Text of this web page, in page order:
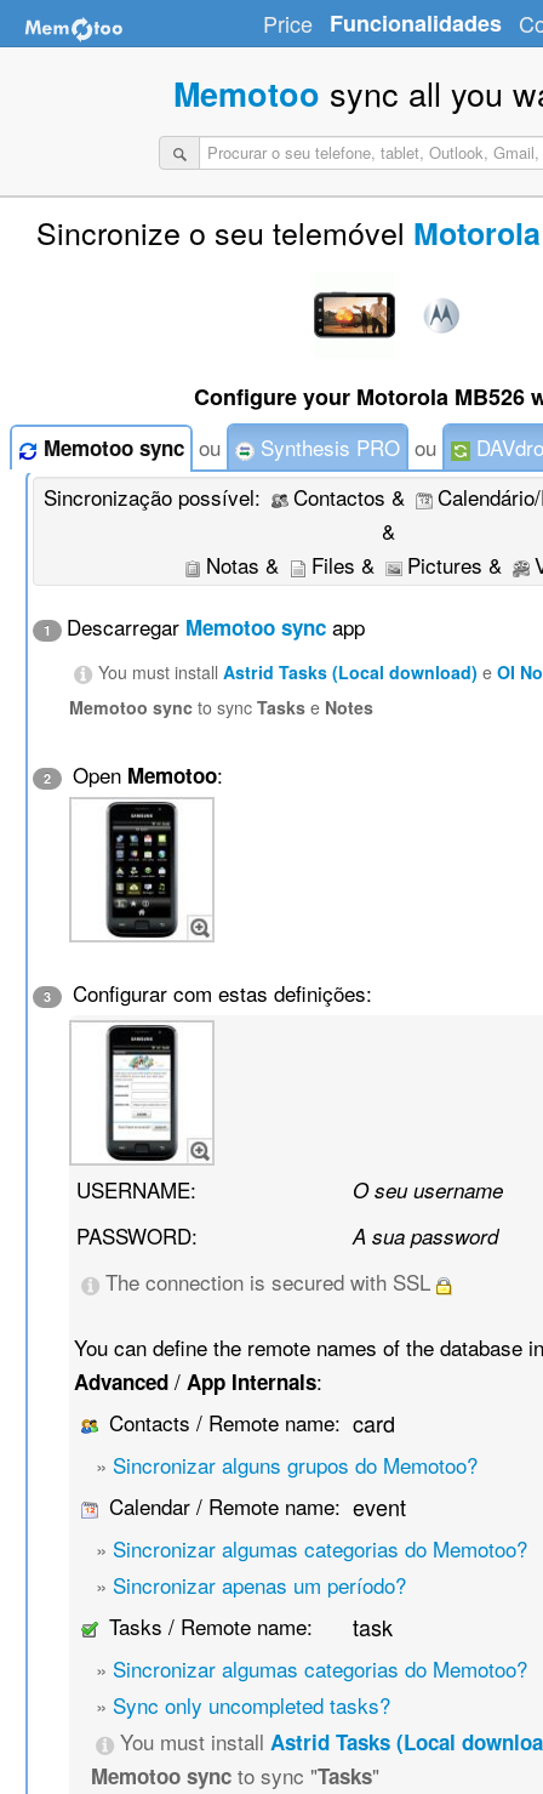
Price Funcionalidades
Memotoo sync all you
Sincronize o seu telemóvel
Configure your Motorola MB526
Memotoo sync ou Synthesis PRO ou
Sincronização possível:
Contactos &
&
Notas &
Files & Pictures &
1 Descarregar Memotoo sync app
You must installAstrid Tasks (Local download) eOI
Memotoo sync to syncTasks e Notes
2 Open Memotoo:
3 Configurar com estas definições:
USERNAME: O seu username
PASSWORD: A sua password
The connection is secured with SSL
You can define the remote names of the database
Advanced /App Internals:
Contacts / Remote name: card
» Sincronizar alguns grupos do Memotoo?
Calendar / Remote name: event
» Sincronizar algumas categorias do Memotoo?
» Sincronizar apenas um período?
Tasks / Remote name:
task
» Sincronizar algumas categorias do Memotoo?
» Sync only uncompleted tasks?
You must installAstrid Tasks (Local
Memotoo sync to sync "Tasks"